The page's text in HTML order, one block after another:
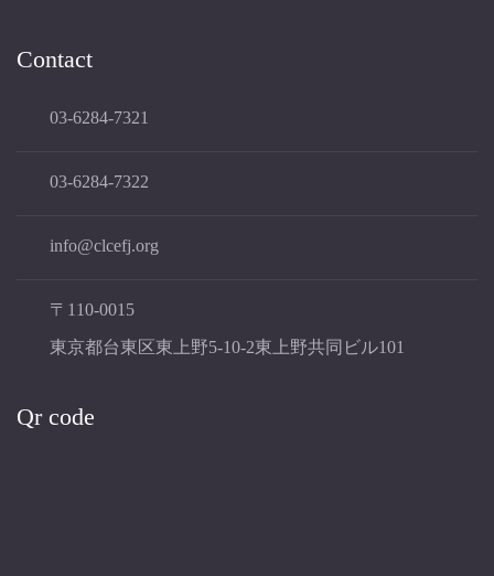
Contact
03-6284-7321
03-6284-7322
info@clcefj.org
〒110-0015
東京都台東区東上野5-10-2東上野共同ビル101
Qr code